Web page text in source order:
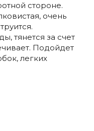
стороне.
очень
тянется за счет
Подойдет
легких